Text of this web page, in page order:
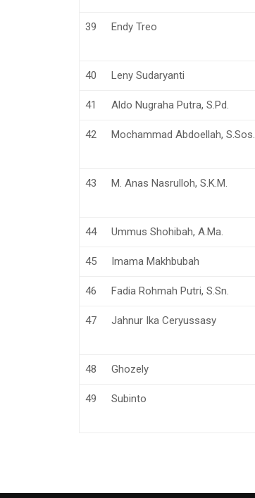
39 Endy Treo
40 Leny Sudaryanti
41 Aldo Nugraha Putra, S.Pd.
42 Mochammad Abdoellah, S.Sos.
43 M. Anas Nasrulloh, S.K.M.
44 Ummus Shohibah, A.Ma.
45 Imama Makhbubah
46 Fadia Rohmah Putri, S.Sn.
47 Jahnur Ika Ceryussasy
48 Ghozely
49 Subinto